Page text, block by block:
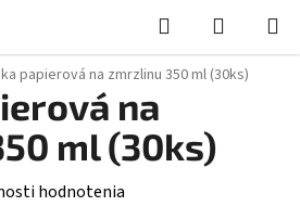
Hľadať
KOŠÍK
papierová na zmrzlinu 350 ml (30ks)
na
ml (30ks)
hodnotenia